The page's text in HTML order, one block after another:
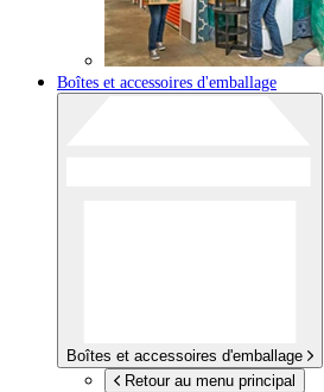
Boîtes et accessoires d'emballage
Boîtes et accessoires d'emballage
Retour au menu principal